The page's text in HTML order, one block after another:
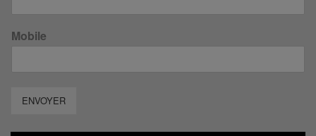
Mobile
ENVOYER